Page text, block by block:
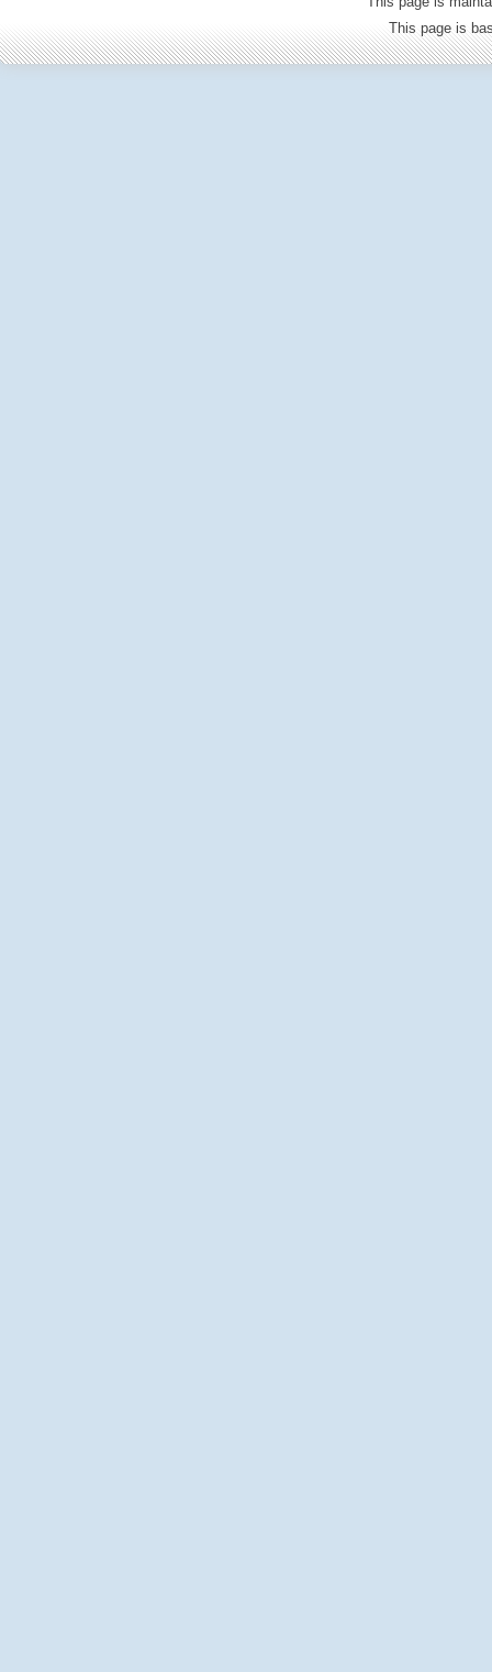
This page is